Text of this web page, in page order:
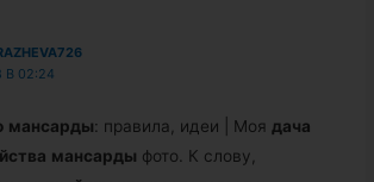
В 02:24
мансарды: правила, идеи | Моя дача
мансарды фото. К слову,